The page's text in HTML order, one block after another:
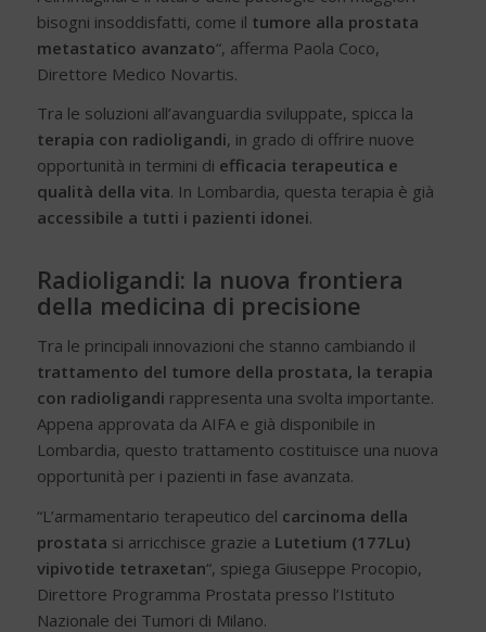
bisogni insoddisfatti, come il tumore alla prostata
metastatico avanzato“, afferma Paola Coco,
Direttore Medico Novartis.
Tra le soluzioni all’avanguardia sviluppate, spicca la
terapia con radioligandi, in grado di offrire nuove
opportunità in termini di efficacia terapeutica e
qualità della vita. In Lombardia, questa terapia è già
accessibile a tutti i pazienti idonei.
Radioligandi: la nuova frontiera
della medicina di precisione
Tra le principali innovazioni che stanno cambiando il
trattamento del tumore della prostata, la terapia
con radioligandi rappresenta una svolta importante.
Appena approvata da AIFA e già disponibile in
Lombardia, questo trattamento costituisce una nuova
opportunità per i pazienti in fase avanzata.
“L’armamentario terapeutico del carcinoma della
prostata si arricchisce grazie a Lutetium (177Lu)
vipivotide tetraxetan“, spiega Giuseppe Procopio,
Direttore Programma Prostata presso l’Istituto
Nazionale dei Tumori di Milano.